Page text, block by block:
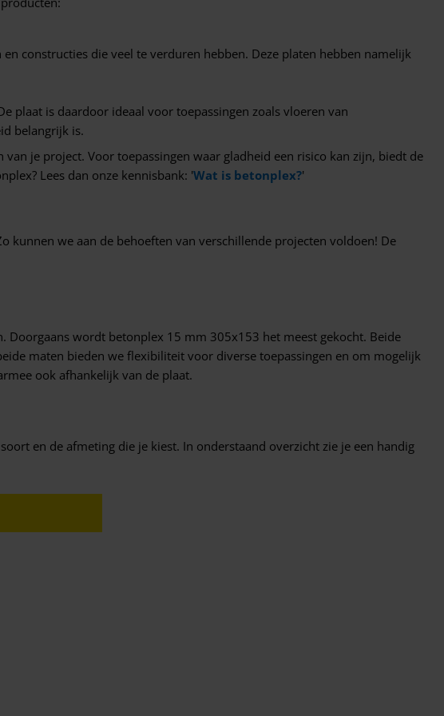
constructies die veel te verduren hebben. Deze platen hebben namelijk
plaat is daardoor ideaal voor toepassingen zoals vloeren van
belangrijk is.
je project. Voor toepassingen waar gladheid een risico kan zijn, biedt de
Lees dan onze kennisbank: 'Wat is betonplex?'
kunnen we aan de behoeften van verschillende projecten voldoen! De
wordt betonplex 15 mm 305x153 het meest gekocht. Beide
maten bieden we flexibiliteit voor diverse toepassingen en om mogelijk
ook afhankelijk van de plaat.
en de afmeting die je kiest. In onderstaand overzicht zie je een handig